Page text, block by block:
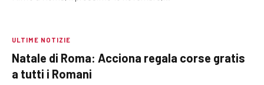
ULTIME NOTIZIE
Natale di Roma: Acciona regala corse gratis
a tutti i Romani